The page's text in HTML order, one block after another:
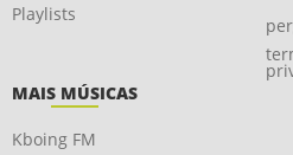
Playlists
MAIS MÚSICAS
Kboing FM